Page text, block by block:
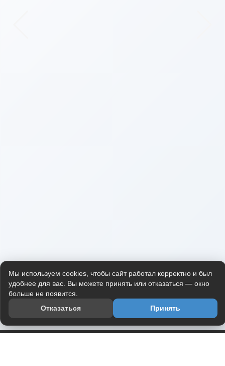
Мы используем cookies, чтобы сайт работал корректно и был
удобнее для вас. Вы можете принять или отказаться — окно
больше не появится.
Отказаться
Принять